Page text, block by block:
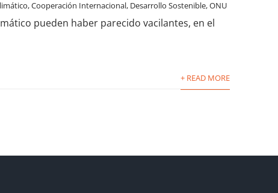
,Cooperación Internacional, Desarrollo Sostenible,ONU
pueden haber parecido vacilantes, en el
+ READ MORE